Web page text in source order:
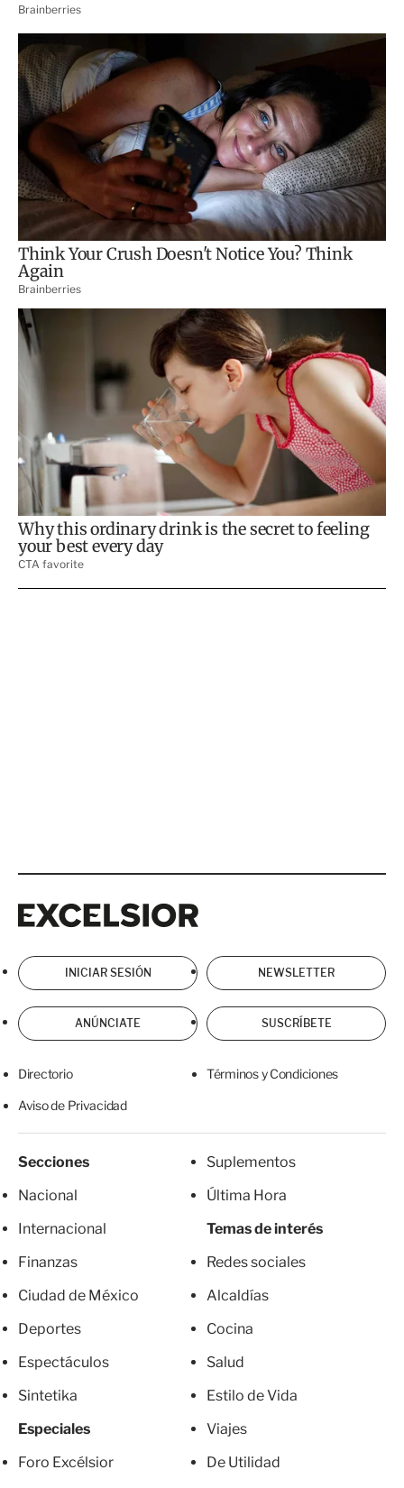
INICIAR SESIÓN NEWSLETTER
ANÚNCIATE SUSCRÍBETE
Directorio Términos y Condiciones
Aviso de Privacidad
Secciones
Nacional
Internacional
Finanzas
Ciudad de México
Deportes
Espectáculos
Sintetika
Especiales
Foro Excélsior
Suplementos
Última Hora
Temas de interés
Redes sociales
Alcaldías
Cocina
Salud
Estilo de Vida
Viajes
De Utilidad